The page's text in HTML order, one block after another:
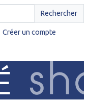
Rechercher
Créer un compte